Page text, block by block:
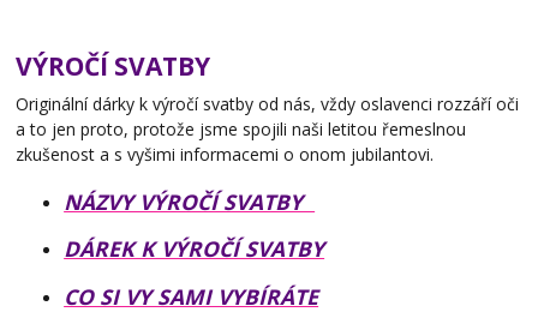
VÝROČÍ SVATBY
Originální dárky k výročí svatby od nás, vždy oslavenci rozzáří oči
a to jen proto, protože jsme spojili naši letitou řemeslnou
zkušenost a s vyšimi informacemi o onom jubilantovi.
NÁZVY VÝROČÍ SVATBY
DÁREK K VÝROČÍ SVATBY
CO SI VY SAMI VYBÍRÁTE